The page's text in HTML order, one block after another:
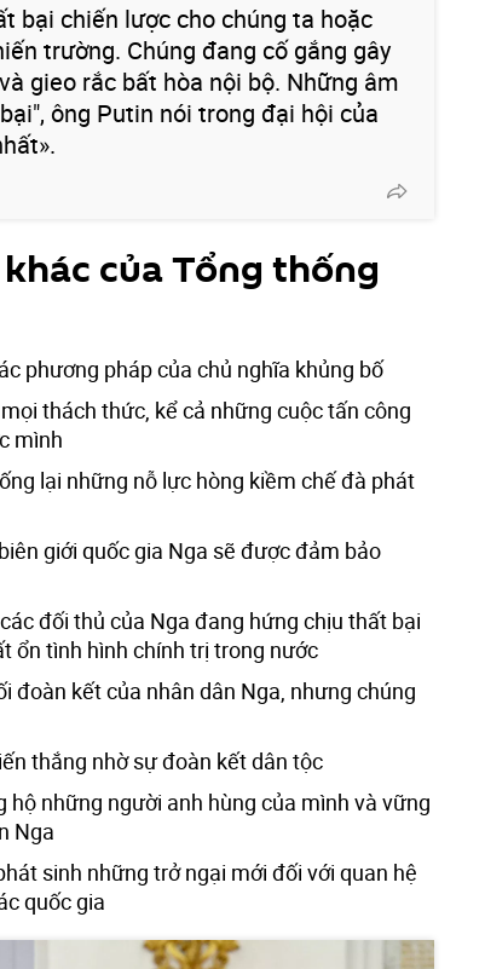
bại chiến lược cho chúng ta hoặc
trường. Chúng đang cố gắng gây
gieo rắc bất hòa nội bộ. Những âm
ông Putin nói trong đại hội của
của Tổng thống
phương pháp của chủ nghĩa khủng bố
thách thức, kể cả những cuộc tấn công
mình
lại những nỗ lực hòng kiềm chế đà phát
giới quốc gia Nga sẽ được đảm bảo
đối thủ của Nga đang hứng chịu thất bại
ổn tình hình chính trị trong nước
đoàn kết của nhân dân Nga, nhưng chúng
thắng nhờ sự đoàn kết dân tộc
hộ những người anh hùng của mình và vững
Nga
sinh những trở ngại mới đối với quan hệ
quốc gia